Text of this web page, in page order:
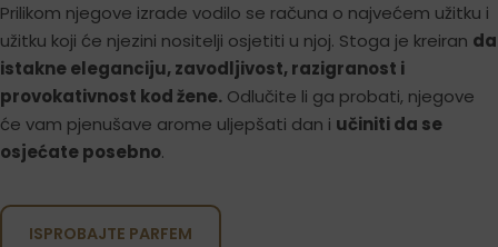
Prilikom njegove izrade vodilo se računa o najvećem užitku i
užitku koji će njezini nositelji osjetiti u njoj. Stoga je kreiran da
istakne eleganciju, zavodljivost, razigranost i
provokativnost kod žene. Odlučite li ga probati, njegove
će vam pjenušave arome uljepšati dan i učiniti da se
osjećate posebno.
ISPROBAJTE PARFEM